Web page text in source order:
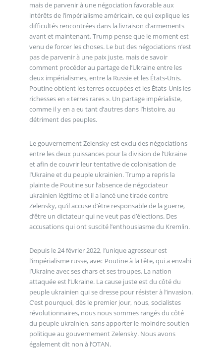
mais de parvenir à une négociation favorable aux
intérêts de l’impérialisme américain, ce qui explique les
difficultés rencontrées dans la livraison d’armements
avant et maintenant. Trump pense que le moment est
venu de forcer les choses. Le but des négociations n’est
pas de parvenir à une paix juste, mais de savoir
comment procéder au partage de l’Ukraine entre les
deux impérialismes, entre la Russie et les États-Unis.
Poutine obtient les terres occupées et les États-Unis les
richesses en « terres rares ». Un partage impérialiste,
comme il y en a eu tant d’autres dans l’histoire, au
détriment des peuples.
Le gouvernement Zelensky est exclu des négociations
entre les deux puissances pour la division de l’Ukraine
et afin de couvrir leur tentative de colonisation de
l’Ukraine et du peuple ukrainien. Trump a repris la
plainte de Poutine sur l’absence de négociateur
ukrainien légitime et il a lancé une tirade contre
Zelensky, qu’il accuse d’être responsable de la guerre,
d’être un dictateur qui ne veut pas d’élections. Des
accusations qui ont suscité l’enthousiasme du Kremlin.
Depuis le 24 février 2022, l’unique agresseur est
l’impérialisme russe, avec Poutine à la tête, qui a envahi
l’Ukraine avec ses chars et ses troupes. La nation
attaquée est l’Ukraine. La cause juste est du côté du
peuple ukrainien qui se dresse pour résister à l’invasion.
C’est pourquoi, dès le premier jour, nous, socialistes
révolutionnaires, nous nous sommes rangés du côté
du peuple ukrainien, sans apporter le moindre soutien
politique au gouvernement Zelensky. Nous avons
également dit non à l’OTAN.